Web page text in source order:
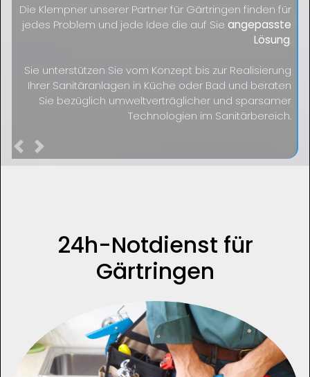
Die Klempner unserer Partner für Gärtringen finden für
jedes Problem und jede Idee die auf Sieangepasste
Lösung.
Sie unterstützen Sie vom Konzept bis zur Realisierung
Ihrer Sanitäranlagen in Küche oder Bad und beraten
Sie bezüglich umweltverträglicher und sparsamer
Technologien im Sanitärbereich.
Previous
24h-Notdienst für
Gärtringen